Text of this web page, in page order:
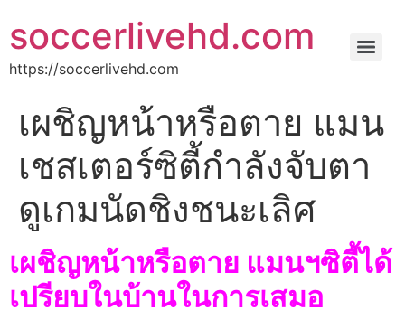
soccerlivehd.com
https://soccerlivehd.com
เผชิญหน้าหรือตาย แมน
เชสเตอร์ซิตี้กําลังจับตา
ดูเกมนัดชิงชนะเลิศ
เผชิญหน้าหรือตาย แมนฯซิตี้ได้
เปรียบในบ้านในการเสมอ